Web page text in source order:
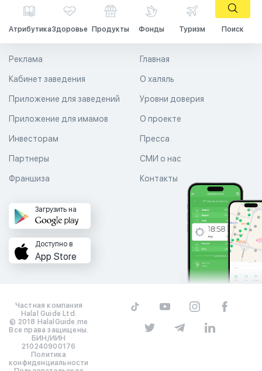
АтрибутикаЗдоровье Продукты Фонды Туризм Поиск
Главная
О халяль
Уровни доверия
Реклама
Кабинет заведения
Приложение для заведений
Приложение для имамов О проекте
Пресса
СМИ о нас
Контакты
Инвесторам
Партнеры
Франшиза
Загрузить на
Доступно в
App Store
Частная компания
Halal Guide Ltd.
© 2018 HalalGuide.me
Все права защищены.
БИН/ИИН
210240900176
Политика
конфиденциальности